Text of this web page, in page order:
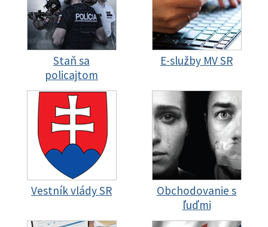
Staň sa
policajtom
E-služby MV SR
Vestník vlády SR
Obchodovanie s
ľuďmi